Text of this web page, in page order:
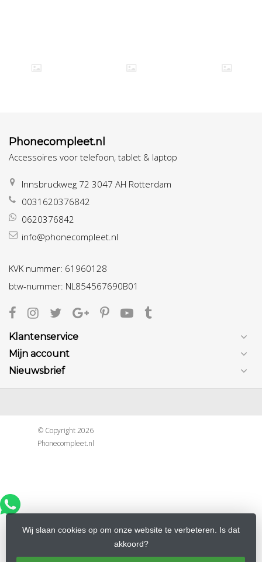
Phonecompleet.nl
Accessoires voor telefoon, tablet & laptop
Innsbruckweg 72 3047 AH Rotterdam
0031620376842
0620376842
info@phonecompleet.nl
KVK nummer: 61960128
btw-nummer: NL854567690B01
Klantenservice
Mijn account
Nieuwsbrief
Wij slaan cookies op om onze website te verbeteren. Is dat
akkoord?
© Copyright 2026
Phonecompleet.nl